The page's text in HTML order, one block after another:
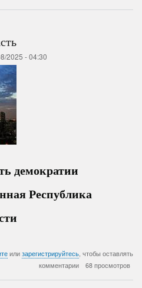
2025 - 04:30
демократии
Республика
или зарегистрируйтесь, чтобы оставлять
комментарии
68 просмотров